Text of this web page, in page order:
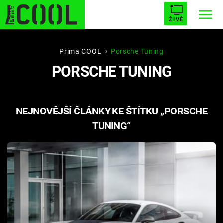
ŽIVĚ
STARHOUSE BUFFY, PŘEMOŽITELKA UPÍRŮ
PLNEJ KOTEL AVENGERS 5
Filmy
Seriály
Hry
Prima COOL Porsche Tuning
PORSCHE TUNING
NEJNOVĚJŠÍ ČLÁNKY KE ŠTÍTKU „PORSCHE
TUNING“